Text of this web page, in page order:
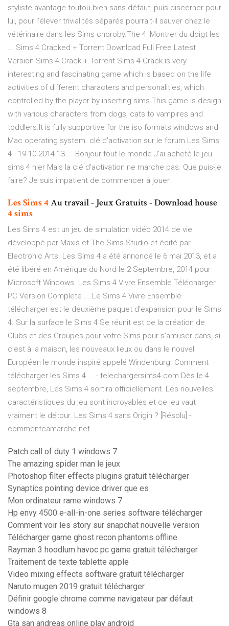
styliste avantage toutou bien sans défaut, puis discerner pour
lui, pour l’élever trivialités séparés pourrait-il sauver chez le
vétérinaire dans les Sims choroby.The 4: Montrer du doigt les
... Sims 4 Cracked + Torrent Download Full Free Latest
Version Sims 4 Crack + Torrent Sims 4 Crack is very
interesting and fascinating game which is based on the life
activities of different characters and personalities, which
controlled by the player by inserting sims.This game is design
with various characters from dogs, cats to vampires and
toddlers.It is fully supportive for the iso formats windows and
Mac operating system. clé d'activation sur le forum Les Sims
4 - 19-10-2014 13 ... Bonjour tout le monde J'ai acheté le jeu
sims 4 hier Mais la clé d'activation ne marche pas. Que puis-je
faire? Je suis impatient de commencer à jouer.
Les Sims4Au travail - Jeux Gratuits - Download house
4sims
Les Sims 4 est un jeu de simulation vidéo 2014 de vie
développé par Maxis et The Sims Studio et édité par
Electronic Arts. Les Sims 4 a été annoncé le 6 mai 2013, et a
été libéré en Amérique du Nord le 2 Septembre, 2014 pour
Microsoft Windows. Les Sims 4 Vivre Ensemble Télécharger
PC Version Complete ... Le Sims 4 Vivre Ensemble
télécharger est le deuxième paquet d’expansion pour le Sims
4. Sur la surface le Sims 4 Se réunit est de la création de
Clubs et des Groupes pour votre Sims pour s’amuser dans, si
c’est à la maison, les nouveaux lieux ou dans le nouvel
Européen le monde inspiré appelé Windenburg. Comment
télécharger les Sims 4 ... - telechargersims4.com Dès le 4
septembre, Les Sims 4 sortira officiellement. Les nouvelles
caractéristiques du jeu sont incroyables et ce jeu vaut
vraiment le détour. Les Sims 4 sans Origin ? [Résolu] -
commentcamarche.net
Patch call of duty 1 windows 7
The amazing spider man le jeux
Photoshop filter effects plugins gratuit télécharger
Synaptics pointing device driver que es
Mon ordinateur rame windows 7
Hp envy 4500 e-all-in-one series software télécharger
Comment voir les story sur snapchat nouvelle version
Télécharger game ghost recon phantoms offline
Rayman 3 hoodlum havoc pc game gratuit télécharger
Traitement de texte tablette apple
Video mixing effects software gratuit télécharger
Naruto mugen 2019 gratuit télécharger
Définir google chrome comme navigateur par défaut
windows 8
Gta san andreas online play android